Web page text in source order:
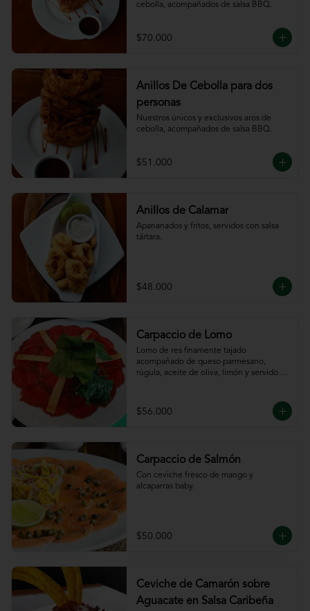
cebolla, acompañados de salsa BBQ.
$70.000
Anillos De Cebolla para dos
personas
Nuestros únicos y exclusivos aros de
cebolla, acompañados de salsa BBQ.
$51.000
Anillos de Calamar
Apananados y fritos, servidos con salsa
tártara.
$48.000
Carpaccio de Lomo
Lomo de res finamente tajado
acompañado de queso parmesano,
rúgula, aceite de oliva, limón y servido
$56.000
Carpaccio de Salmón
Con ceviche fresco de mango y
alcaparras baby.
$50.000
Ceviche de Camarón sobre
Aguacate en Salsa Caribeña